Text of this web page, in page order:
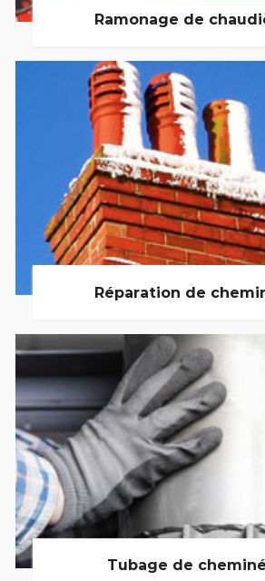
Ramonage de
Réparation de
Tubage de